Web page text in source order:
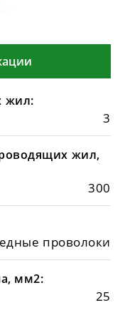
жил:
3
жил,
300
проволоки
мм2:
25